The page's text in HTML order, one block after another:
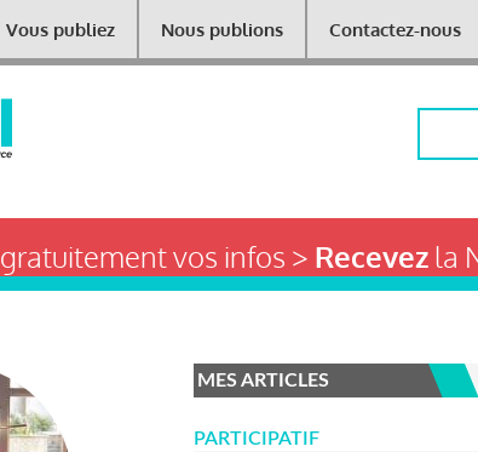
Vous publiez Nous publions Contactez-nous
gratuitement vos infos > Recevezla
MES ARTICLES
PARTICIPATIF